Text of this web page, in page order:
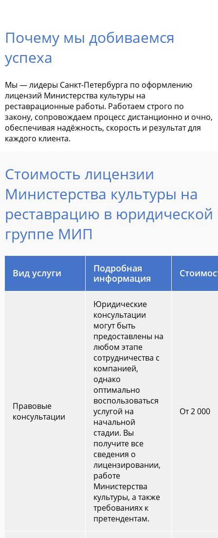
Почему мы добиваемся
успеха
Мы — лидеры Санкт-Петербурга по оформлению
лицензий Министерства культуры на
реставрационные работы. Работаем строго по
закону, сопровождаем процесс дистанционно и очно,
обеспечивая надёжность, скорость и результат для
каждого клиента.
Стоимость лицензии
Министерства культуры на
реставрацию в юридической
группе МИП
Вид услуги
Подробная
информация
Правовые
консультации
Юридические
консультации
могут быть
предоставлены на
любом этапе
сотрудничества с
компанией,
однако
оптимально
воспользоваться
услугой на
начальной
стадии. Вы
получите все
сведения о
лицензировании,
работе
Министерства
культуры, а также
требованиях к
претендентам.
От 2 000